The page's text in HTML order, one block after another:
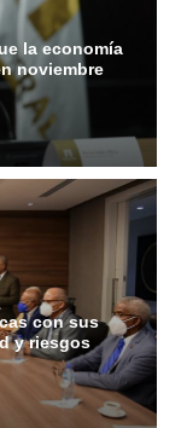
la economía
noviembre
con sus
y riesgos